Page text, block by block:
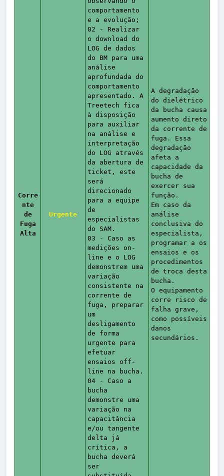
Corre
nte
de
Fuga
Alta
Urgente
comportamento
e a evolução;
02 - Realizar
o download do
LOG de dados
do BM para uma
análise
aprofundada do
comportamento
apresentado. A
Treetech fica
à disposição
para auxiliar
na análise e
interpretação
do LOG através
da abertura de
ticket, este
será
direcionado
para a equipe
de
especialistas
do SAM.
03 - Caso as
medições on-
line e o LOG
demonstrem uma
variação
consistente na
corrente de
fuga, preparar
um
desligamento
de forma
urgente para
efetuar
ensaios off-
line na bucha.
04 - Caso a
bucha
demonstre uma
variação na
capacitância
e/ou tangente
delta já
crítica, a
bucha deverá
ser
A degradação
do dielétrico
da bucha causa
aumento direto
da corrente de
fuga. Essa
degradação
afeta a
capacidade da
bucha de
exercer sua
função.
Em caso da
análise
conclusiva do
especialista,
programar a os
ensaios e os
procedimentos
de troca desta
bucha.
O equipamento
corre risco de
falha grave,
como possíveis
danos
secundários.